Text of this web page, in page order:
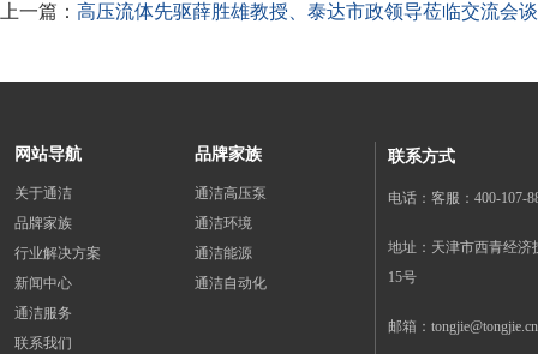
上一篇： 高压流体先驱薛胜雄教授、泰达市政领导莅临交流会
网站导航
关于通洁
品牌家族
行业解决方案
新闻中心
通洁服务
联系我们
品牌家族
通洁高压泵
通洁环境
通洁能源
通洁自动化
联系方式
电话：客服：400-107-
地址：天津市西青经济
15号
邮箱：tongjie@tongjie.cn